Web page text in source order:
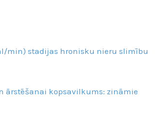
min) stadijas hronisku nieru slimību
ārstēšanai kopsavilkums: zināmie